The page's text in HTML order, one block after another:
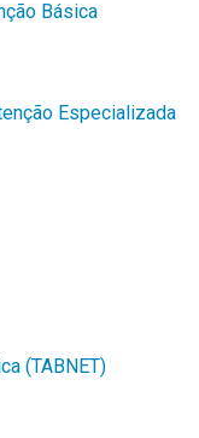
Básica
Especializada
(TABNET)